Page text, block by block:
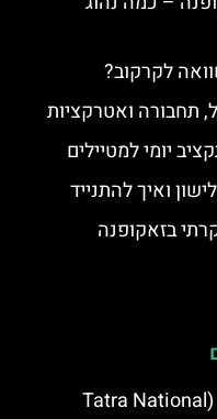
לקרקוב?
תחבורה ואטרקציות
יומי למטיילים
ואיך להתנייד
טיול מזאקופנה אל הרי הטטרה (Tatra National